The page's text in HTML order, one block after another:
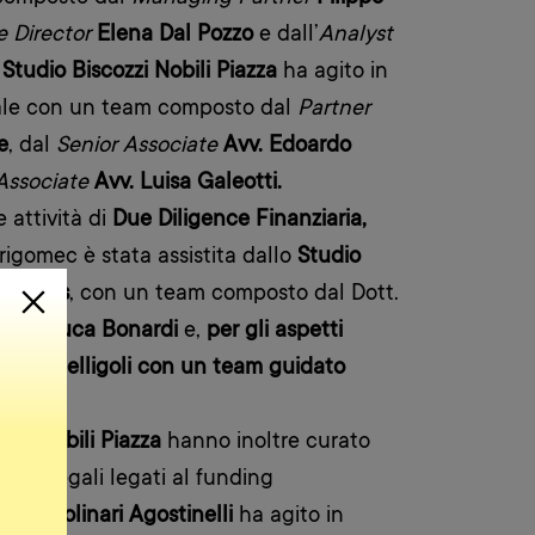
Director Elena Dal Pozzoe dall’Analyst
Studio Biscozzi Nobili Piazzaha agito in
con un team composto dal Partner
, dal Senior Associate Avv. Edoardo
Avv. Luisa Galeotti.
attività di Due Diligence Finanziaria,
è stata assistita dallo Studio
, con un team composto dal Dott.
Luca Bonardie, per gli aspetti
Belligoli con un team guidato
Nobili Piazzahanno inoltre curato
e legali legati al funding
Molinari Agostinelli ha agito in